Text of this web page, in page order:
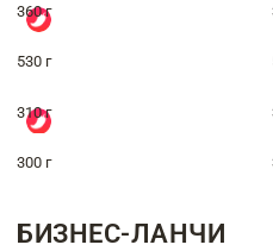
360 г
530 г
310 г
300 г
БИЗНЕС-ЛАНЧИ